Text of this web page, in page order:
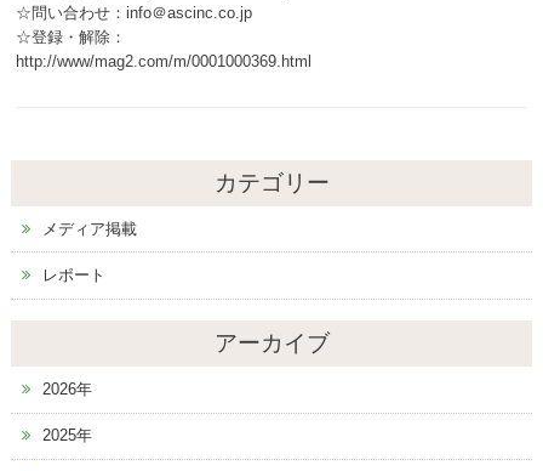
☆問い合わせ：info＠ascinc.co.jp
☆登録・解除：
http://www/mag2.com/m/0001000369.html
カテゴリー
メディア掲載
レポート
アーカイブ
2026年
2025年